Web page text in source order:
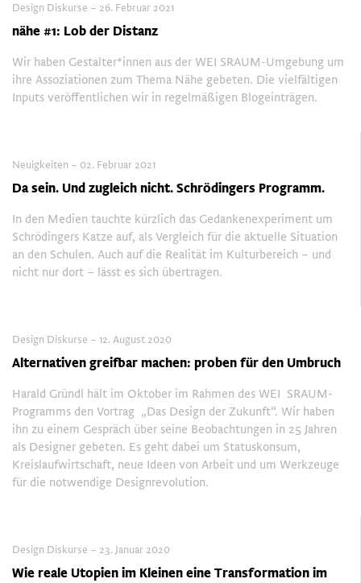
Design Diskurse – 26. Februar 2021
nähe #1: Lob der Distanz
Wir haben Gestalter*innen aus der WEI SRAUM-Umgebung um
ihre Assoziationen zum Thema Nähe gebeten. Die vielfältigen
Inputs veröffentlichen wir in regelmäßigen Blogeinträgen.
Neuigkeiten – 02. Februar 2021
Da sein. Und zugleich nicht. Schrödingers Programm.
In den Medien tauchte kürzlich das Gedankenexperiment um
Schrödingers Katze auf, als Vergleich für die aktuelle Situation
an den Schulen. Auch auf die Realität im Kulturbereich – und
nicht nur dort – lässt es sich übertragen.
Design Diskurse – 12. August 2020
Alternativen greifbar machen: proben für den Umbruch
Harald Gründl hält im Oktober im Rahmen des WEI SRAUM-
Programms den Vortrag „Das Design der Zukunft“. Wir haben
ihn zu einem Gespräch über seine Beobachtungen in 25 Jahren
als Designer gebeten. Es geht dabei um Statuskonsum,
Kreislaufwirtschaft, neue Ideen von Arbeit und um Werkzeuge
für die notwendige Designrevolution.
Design Diskurse – 23. Januar 2020
Wie reale Utopien im Kleinen eine Transformation im